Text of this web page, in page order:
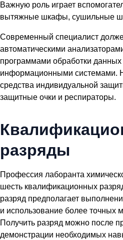
Важную роль играет
вытяжные шкафы, сушильные
Современный специалист
автоматическими
программами обработки
информационными системами.
средства индивидуальной
защитные очки и респираторы.
разряды
Профессия лаборанта
шесть квалификационных
разряд предполагает
и использование более точных
Получить разряд можно после
демонстрации необходимых